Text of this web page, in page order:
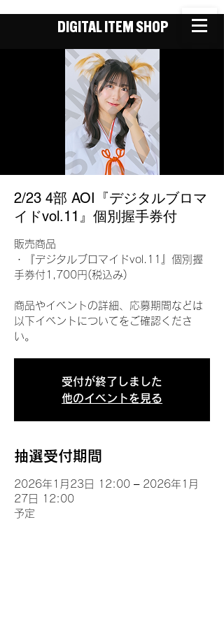
DIGITAL ITEM SHOP
2/23 4部 AOI『デジタルブロマ
イドvol.11』個別握手券付
販売商品
・『デジタルブロマイドvol.11』個別握
手券付1,700円(税込み)
商品やイベントの詳細、応募期間などは
以下イベントについてをご確認くださ
い。
受付が終了しました
他のイベントを見る
抽選受付期間
2026年1月23日 12:00 – 2026年1月
27日 12:00
予定